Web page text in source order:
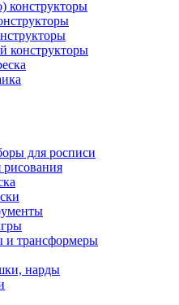
конструкторы
конструкторы
для росписи
и трансформеры
нарды